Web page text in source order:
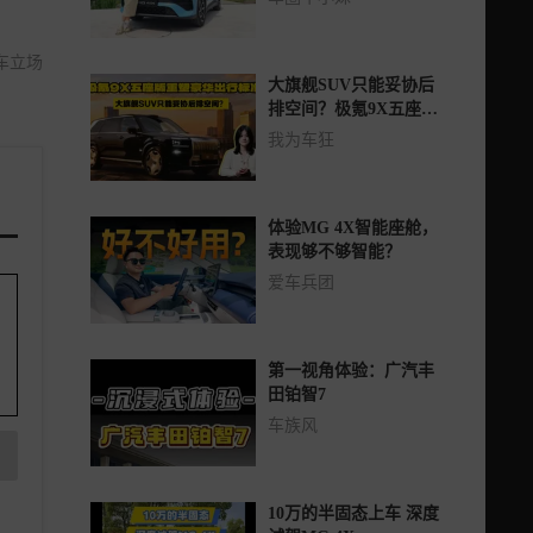
立场
大旗舰SUV只能妥协后
排空间？极氪9X五座版
重塑豪华出行标准
我为车狂
体验MG 4X智能座舱，
表现够不够智能？
爱车兵团
第一视角体验：广汽丰
田铂智7
车族风
10万的半固态上车 深度